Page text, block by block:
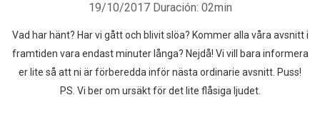
19/10/2017 Duración: 02min
Vad har hänt? Har vi gått och blivit slöa? Kommer alla våra avsnitt i
framtiden vara endast minuter långa? Nejdå! Vi vill bara informera
er lite så att ni är förberedda inför nästa ordinarie avsnitt. Puss!
PS. Vi ber om ursäkt för det lite flåsiga ljudet.